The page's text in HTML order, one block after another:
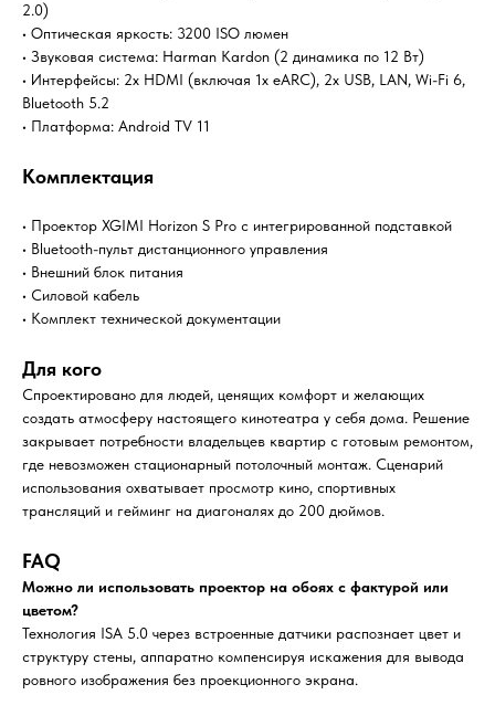
2.0)
• Оптическая яркость: 3200 ISO люмен
• Звуковая система: Harman Kardon (2 динамика по 12 Вт)
• Интерфейсы: 2x HDMI (включая 1x eARC), 2x USB, LAN, Wi-Fi 6,
Bluetooth 5.2
• Платформа: Android TV 11
Комплектация
• Проектор XGIMI Horizon S Pro с интегрированной подставкой
• Bluetooth-пульт дистанционного управления
• Внешний блок питания
• Силовой кабель
• Комплект технической документации
Для кого
Спроектировано для людей, ценящих комфорт и желающих
создать атмосферу настоящего кинотеатра у себя дома. Решение
закрывает потребности владельцев квартир с готовым ремонтом,
где невозможен стационарный потолочный монтаж. Сценарий
использования охватывает просмотр кино, спортивных
трансляций и гейминг на диагоналях до 200 дюймов.
FAQ
Можно ли использовать проектор на обоях с фактурой или
цветом?
Технология ISA 5.0 через встроенные датчики распознает цвет и
структуру стены, аппаратно компенсируя искажения для вывода
ровного изображения без проекционного экрана.